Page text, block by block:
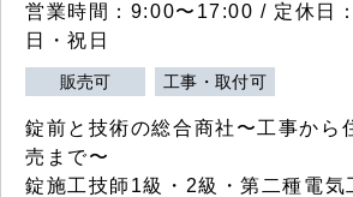
営業時間：9:00〜17:00 / 定休日
日・祝日
販売可 工事・取付可
錠前と技術の総合商社〜工事から
売まで〜
錠施工技師1級・2級・第二種電気